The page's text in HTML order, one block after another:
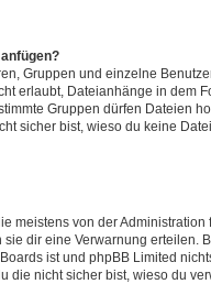
Gruppen und einzelne
erlaubt, Dateianhänge in dem
Gruppen dürfen Dateien
sicher bist, wieso du keine
meistens von der
dir eine Verwarnung erteilen.
ist und phpBB Limited
die nicht sicher bist, wieso du